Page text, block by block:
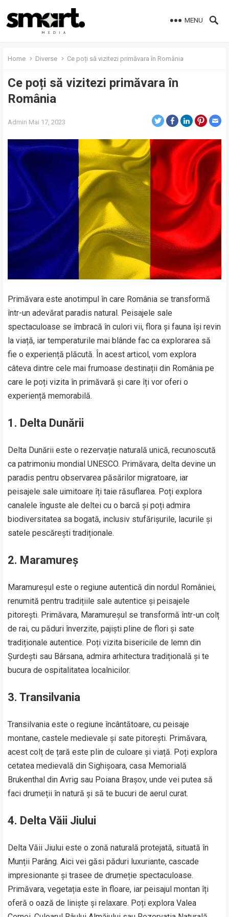
MENU
Home Diverse Ce poți să vizitezi primăvara în România
Ce poți să vizitezi primăvara în
România
Admin Mai 17, 2023
Primăvara este anotimpul în care România se transformă
într-un adevărat paradis natural. Peisajele sale
spectaculoase se îmbracă în culori vii, flora și fauna își revin
la viață, iar temperaturile mai blânde fac ca explorarea să
fie o experiență plăcută. În acest articol, vom explora
câteva dintre cele mai frumoase destinații din România pe
care le poți vizita în primăvară și care îți vor oferi o
experiență memorabilă.
1. Delta Dunării
Delta Dunării este o rezervație naturală unică, recunoscută
ca patrimoniu mondial UNESCO. Primăvara, delta devine un
paradis pentru observarea păsărilor migratoare, iar
peisajele sale uimitoare îți taie răsuflarea. Poți explora
canalele înguste ale deltei cu o barcă și poți admira
biodiversitatea sa bogată, inclusiv stufărișurile, lacurile și
satele pescărești tradiționale.
2. Maramureș
Maramureșul este o regiune autentică din nordul României,
renumită pentru tradițiile sale autentice și peisajele
pitorești. Primăvara, Maramureșul se transformă într-un colț
de rai, cu păduri înverzite, pajiști pline de flori și sate
tradiționale autentice. Poți vizita bisericile de lemn din
Șurdești sau Bârsana, admira arhitectura tradițională și te
bucura de ospitalitatea localnicilor.
3. Transilvania
Transilvania este o regiune încântătoare, cu peisaje
montane, castele medievale și sate pitorești. Primăvara,
acest colț de țară este plin de culoare și viață. Poți explora
cetatea medievală din Sighișoara, casa Memorială
Brukenthal din Avrig sau Poiana Brașov, unde vei putea să
faci drumeții în natură și să te bucuri de aerul curat.
4. Delta Văii Jiului
Delta Văii Jiului este o zonă naturală protejată, situată în
Munții Parâng. Aici vei găsi păduri luxuriante, cascade
impresionante și trasee de drumeție spectaculoase.
Primăvara, vegetația este în floare, iar peisajul montan îți
oferă o oază de liniște și relaxare. Poți explora Valea